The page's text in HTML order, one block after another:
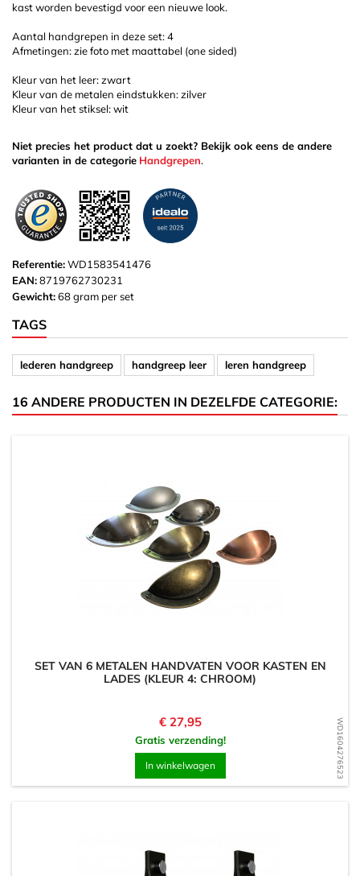
kast worden bevestigd voor een nieuwe look.
Aantal handgrepen in deze set: 4
Afmetingen: zie foto met maattabel (one sided)
Kleur van het leer: zwart
Kleur van de metalen eindstukken: zilver
Kleur van het stiksel: wit
Niet precies het product dat u zoekt? Bekijk ook eens de andere
varianten in de categorie Handgrepen.
Referentie:WD1583541476
EAN:8719762730231
Gewicht:68 gram per set
TAGS
lederen handgreep handgreep leer leren handgreep
16 ANDERE PRODUCTEN IN DEZELFDE CATEGORIE:
WD1604276523
SET VAN 6 METALEN HANDVATEN VOOR KASTEN EN
LADES (KLEUR 4: CHROOM)
Prijs
€ 27,95
Gratis verzending!
In winkelwagen